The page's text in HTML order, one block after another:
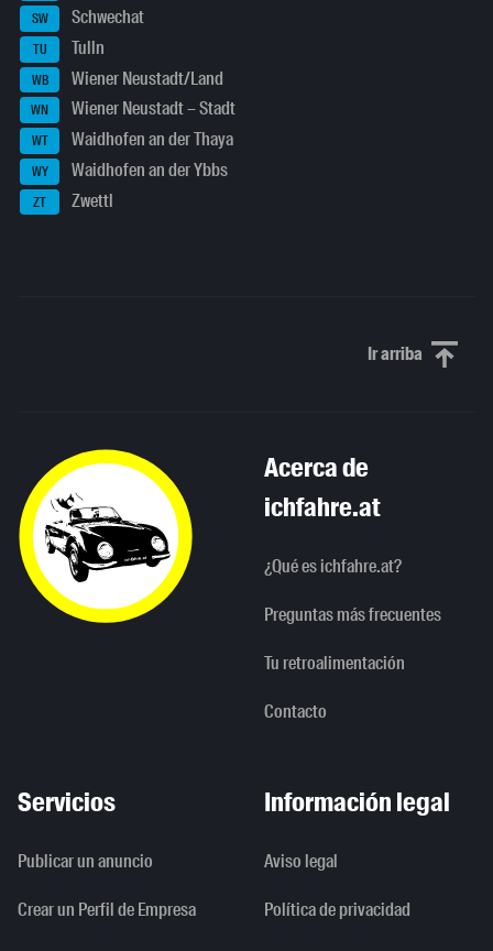
SW Schwechat
TU Tulln
WB Wiener Neustadt/Land
WN Wiener Neustadt – Stadt
WT Waidhofen an der Thaya
WY Waidhofen an der Ybbs
ZT Zwettl
Ir arribaScroll to
Acerca de
ichfahre.at
¿Qué es ichfahre.at?
Preguntas más frecuentes
Tu retroalimentación
Contacto
Servicios
Publicar un anuncio
Crear un Perfil de Empresa
Información legal
Aviso legal
Política de privacidad